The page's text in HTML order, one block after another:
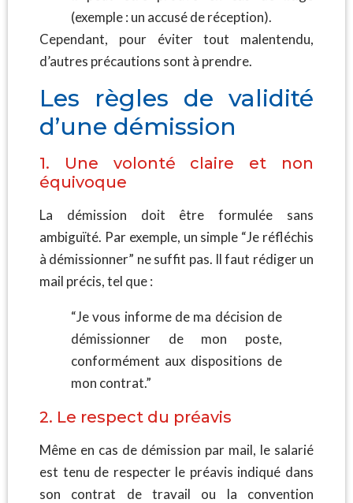
(exemple : un accusé de réception).
Cependant, pour éviter tout malentendu,
d’autres précautions sont à prendre.
Les règles de validité
d’une démission
1. Une volonté claire et non
équivoque
La démission doit être formulée sans
ambiguïté. Par exemple, un simple “Je réfléchis
à démissionner” ne suffit pas. Il faut rédiger un
mail précis, tel que :
“Je vous informe de ma décision de
démissionner de mon poste,
conformément aux dispositions de
mon contrat.”
2. Le respect du préavis
Même en cas de démission par mail, le salarié
est tenu de respecter le préavis indiqué dans
son contrat de travail ou la convention